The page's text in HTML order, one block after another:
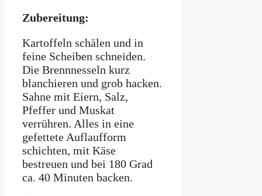
Zubereitung:
Kartoffeln schälen und in
feine Scheiben schneiden.
Die Brennnesseln kurz
blanchieren und grob hacken.
Sahne mit Eiern, Salz,
Pfeffer und Muskat
verrühren. Alles in eine
gefettete Auflaufform
schichten, mit Käse
bestreuen und bei 180 Grad
ca. 40 Minuten backen.